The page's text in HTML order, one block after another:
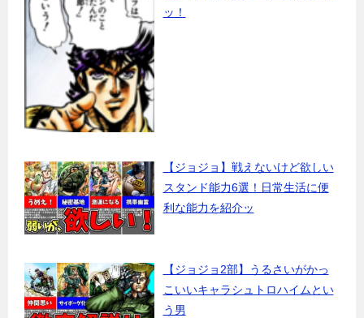
ッ！
【ジョジョ】戦えないけど欲しい
スタンド能力6選！日常生活に便
利な能力を紹介ッ
【ジョジョ2部】うるさいがかっ
こいいキャラシュトロハイムとい
う男